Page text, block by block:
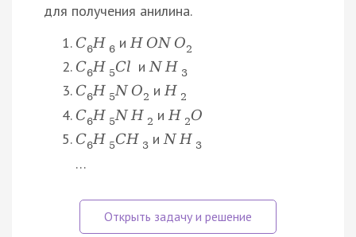
для получения анилина.
C6H 6 иH ON O2
C6H 5Cl иN H 3
C6H 5N O2 иH 2
C6H 5N H 2 иH 2O
C6H 5CH 3 иNH 3
…